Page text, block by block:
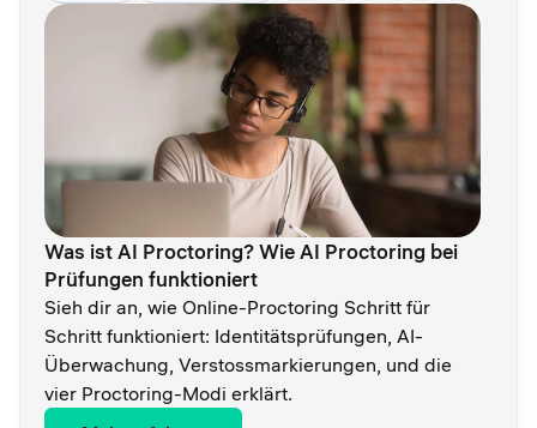
Was ist AI Proctoring? Wie AI Proctoring bei
Prüfungen funktioniert
Sieh dir an, wie Online-Proctoring Schritt für
Schritt funktioniert: Identitätsprüfungen, AI-
Überwachung, Verstossmarkierungen, und die
vier Proctoring-Modi erklärt.